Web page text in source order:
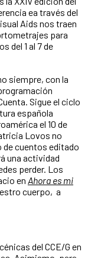
ea través del
Aids nos traen
para
del 1 al 7 de
siempre, con la
Sigue el ciclo
española
el 10 de
Lovos no
de cuentos editado
una actividad
perder. Los
en Ahora es mi
cuerpo, a
del CCE/G en